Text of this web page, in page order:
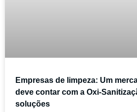
Empresas de limpeza: Um
deve contar com a Oxi-
soluções